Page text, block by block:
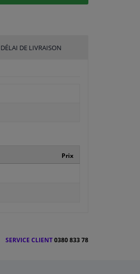
DÉLAI DE LIVRAISON
Prix
SERVICE CLIENT0380 833 78